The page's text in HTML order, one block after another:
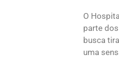
O
parte
busca
uma